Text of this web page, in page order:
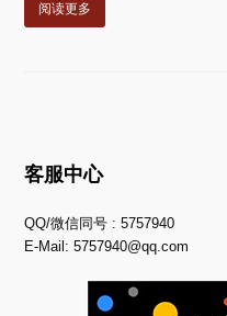
阅读更多
客服中心
QQ/微信同号 : 5757940
E-Mail:5757940@qq.com